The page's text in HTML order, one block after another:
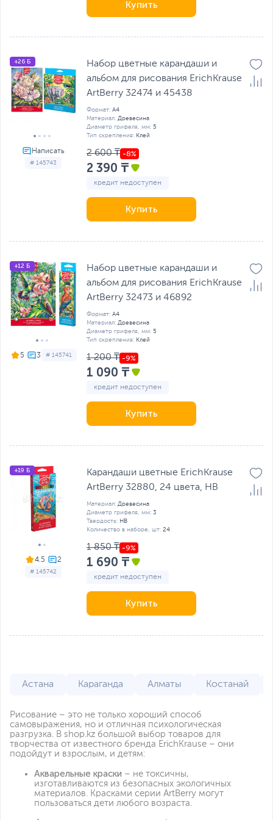
Купить
# 145743
+26 Б
Набор цветные карандаши и
альбом для рисования ErichKrause
ArtBerry 32474 и 45438
Формат: А4
Материал: Древесина
Диаметр грифеля, мм: 5
Тип скрепления: Клей
2 600 ₸
2 390 ₸
кредит недоступен
Купить
5 # 145741
+12 Б
Набор цветные карандаши и
альбом для рисования ErichKrause
ArtBerry 32473 и 46892
Формат: А4
Материал: Древесина
Диаметр грифеля, мм: 5
Тип скрепления: Клей
1 200 ₸
1 090 ₸
кредит недоступен
Купить
4.5
# 145742
+19 Б
Карандаши цветные ErichKrause
ArtBerry 32880, 24 цвета, HB
Материал: Древесина
Диаметр грифеля, мм: 3
Твердость: HB
Количество в наборе, шт: 24
1 850 ₸
1 690 ₸
кредит недоступен
Купить
Астана Караганда Алматы Костанай
Рисование – это не только хороший способ
самовыражения, но и отличная психологическая
разгрузка. В shop.kz большой выбор товаров для
творчества от известного бренда ErichKrause – они
подойдут и взрослым, и детям:
Акварельные краски – не токсичны,
изготавливаются из безопасных экологичных
материалов. Красками серии ArtBerry могут
пользоваться дети любого возраста.